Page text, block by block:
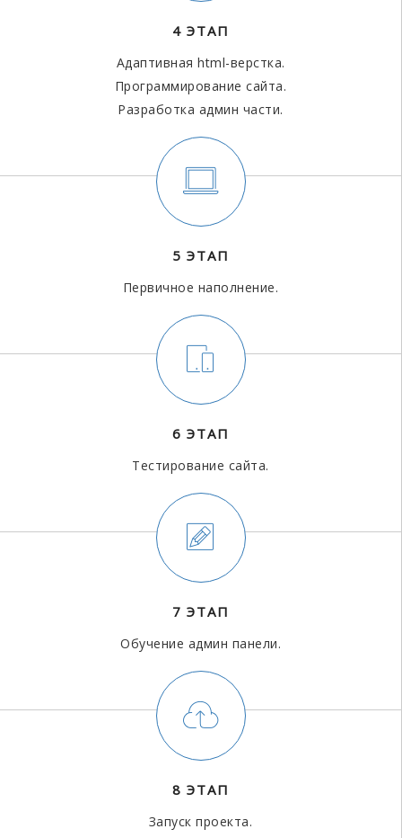
4 ЭТАП
Адаптивная html-верстка.
Программирование сайта.
Разработка админ части.
5 ЭТАП
Первичное наполнение.
6 ЭТАП
Тестирование сайта.
7 ЭТАП
Обучение админ панели.
8 ЭТАП
Запуск проекта.